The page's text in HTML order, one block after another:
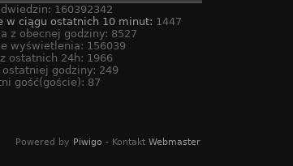
160392342
w ciągu ostatnich 10 minut: 1447
z obecnej godziny: 8527
wyświetlenia: 156039
ostatnich 24h: 1966
ostatniej godziny: 249
gość(goście): 87
Powered by Piwigo - Kontakt Webmaster